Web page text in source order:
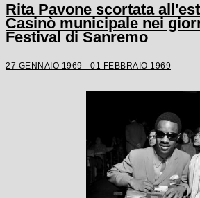
Rita Pavone scortata
Casinò municipale nei
Festival di Sanremo
27 GENNAIO 1969 - 01 FEBBRAIO 1969